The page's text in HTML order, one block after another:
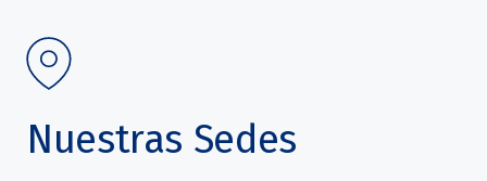
Nuestras Sedes